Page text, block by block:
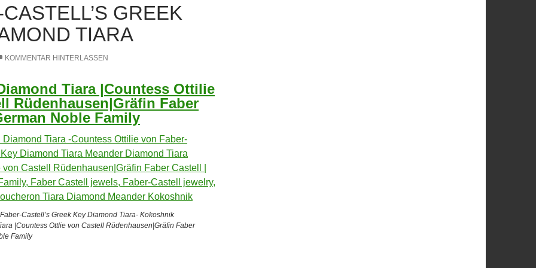
GREEK
TIARA
KOMMENTAR HINTERLASSEN
Tiara |Countess Ottilie
Rüdenhausen|Gräfin Faber
Noble Family
Castell’s Greek Key Diamond Tiara- Kokoshnik
|Countess Ottlie von Castell Rüdenhausen|Gräfin Faber
Family